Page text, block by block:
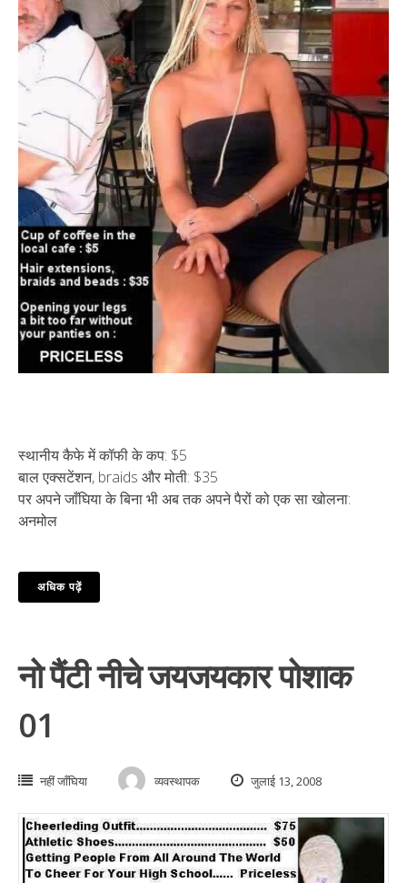
स्थानीय कैफे में कॉफी के कप: $5
बाल एक्सटेंशन, braids और मोती: $35
पर अपने जाँघिया के बिना भी अब तक अपने पैरों को एक सा खोलना:
अनमोल
अधिक पढ़ें
नो पैंटी नीचे जयजयकार पोशाक
01
नहीं जाँघिया व्यवस्थापक जुलाई 13, 2008